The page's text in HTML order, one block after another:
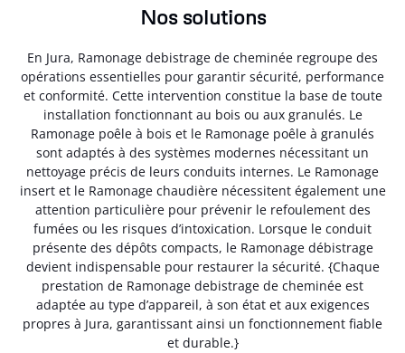
Nos solutions
En Jura, Ramonage debistrage de cheminée regroupe des
opérations essentielles pour garantir sécurité, performance
et conformité. Cette intervention constitue la base de toute
installation fonctionnant au bois ou aux granulés. Le
Ramonage poêle à bois et le Ramonage poêle à granulés
sont adaptés à des systèmes modernes nécessitant un
nettoyage précis de leurs conduits internes. Le Ramonage
insert et le Ramonage chaudière nécessitent également une
attention particulière pour prévenir le refoulement des
fumées ou les risques d’intoxication. Lorsque le conduit
présente des dépôts compacts, le Ramonage débistrage
devient indispensable pour restaurer la sécurité. {Chaque
prestation de Ramonage debistrage de cheminée est
adaptée au type d’appareil, à son état et aux exigences
propres à Jura, garantissant ainsi un fonctionnement fiable
et durable.}